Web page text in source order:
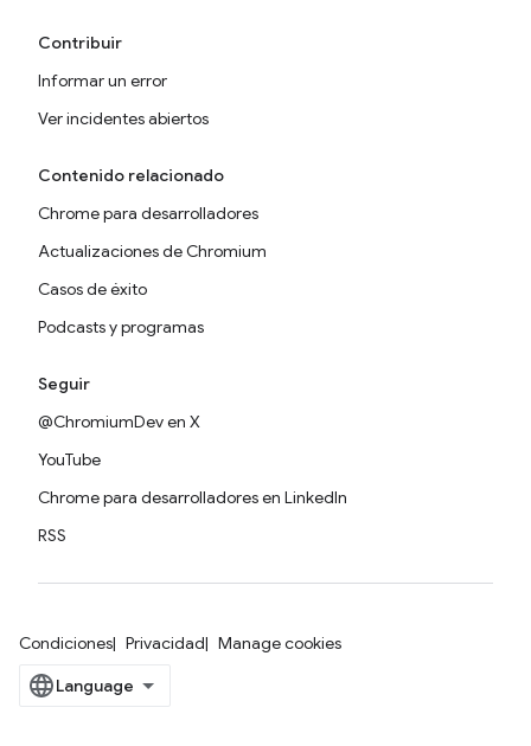
Contribuir
Informar un error
Ver incidentes abiertos
Contenido relacionado
Chrome para desarrolladores
Actualizaciones de Chromium
Casos de éxito
Podcasts y programas
Seguir
@ChromiumDev en X
YouTube
Chrome para desarrolladores en LinkedIn
RSS
Condiciones Privacidad Manage cookies